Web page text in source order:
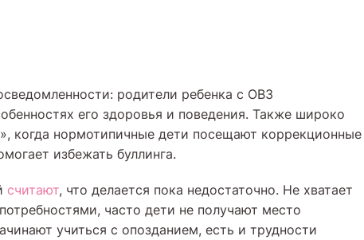
родители ребенка с ОВЗ
его здоровья и поведения. Также широко
когда нормотипичные дети посещают коррекционные
избежать буллинга.
считают, что делается пока недостаточно. Не хватает
часто дети не получают место
учиться с опозданием, есть и трудности